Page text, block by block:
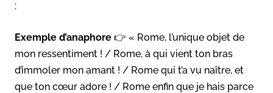
:
Exemple d’anaphore 👉 « Rome, l’unique objet de
mon ressentiment ! / Rome, à qui vient ton bras
d’immoler mon amant ! / Rome qui t’a vu naître, et
que ton cœur adore ! / Rome enfin que je hais parce